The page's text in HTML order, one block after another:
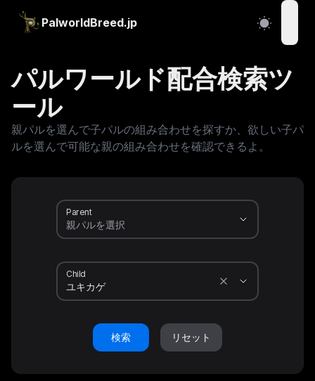
PalworldBreed.jp
パルワールド配合検索ツ
ール
親パルを選んで子パルの組み合わせを探すか、欲しい子パ
ルを選んで可能な親の組み合わせを確認できるよ。
Parent
Child
検索 リセット